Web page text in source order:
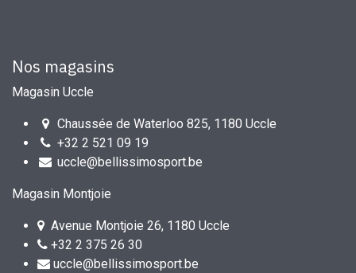
Nos magasins
Magasin Uccle
Chaussée de Waterloo 825, 1180 Uccle
+32 2 521 09 19
uccle@bellissimosport.be
Magasin Montjoie
Avenue Montjoie 26, 1180 Uccle
+32 2 375 26 30
uccle@bellissimosport.be